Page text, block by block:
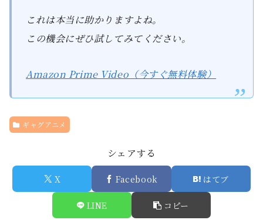
これは本当に助かりますよね。
この機会にぜひ試してみてください。
Amazon Prime Video（今すぐ無料体験）
ギャグアニメ
シェアする
X Facebook はてブ
LINE コピー